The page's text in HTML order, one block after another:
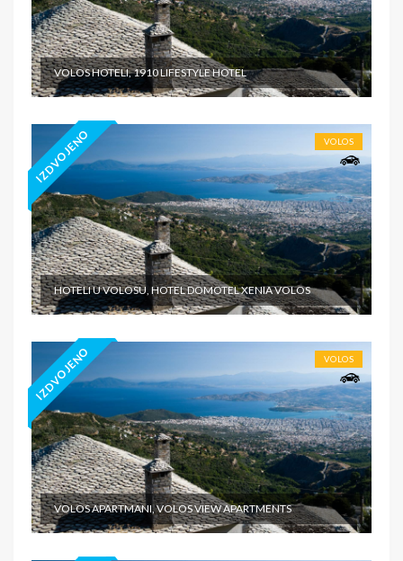
VOLOS HOTELI, 1910 LIFESTYLE HOTEL
IZDVOJENO VOLOS
HOTELI U VOLOSU, HOTEL DOMOTEL XENIA VOLOS
IZDVOJENO VOLOS
VOLOS APARTMANI, VOLOS VIEW APARTMENTS